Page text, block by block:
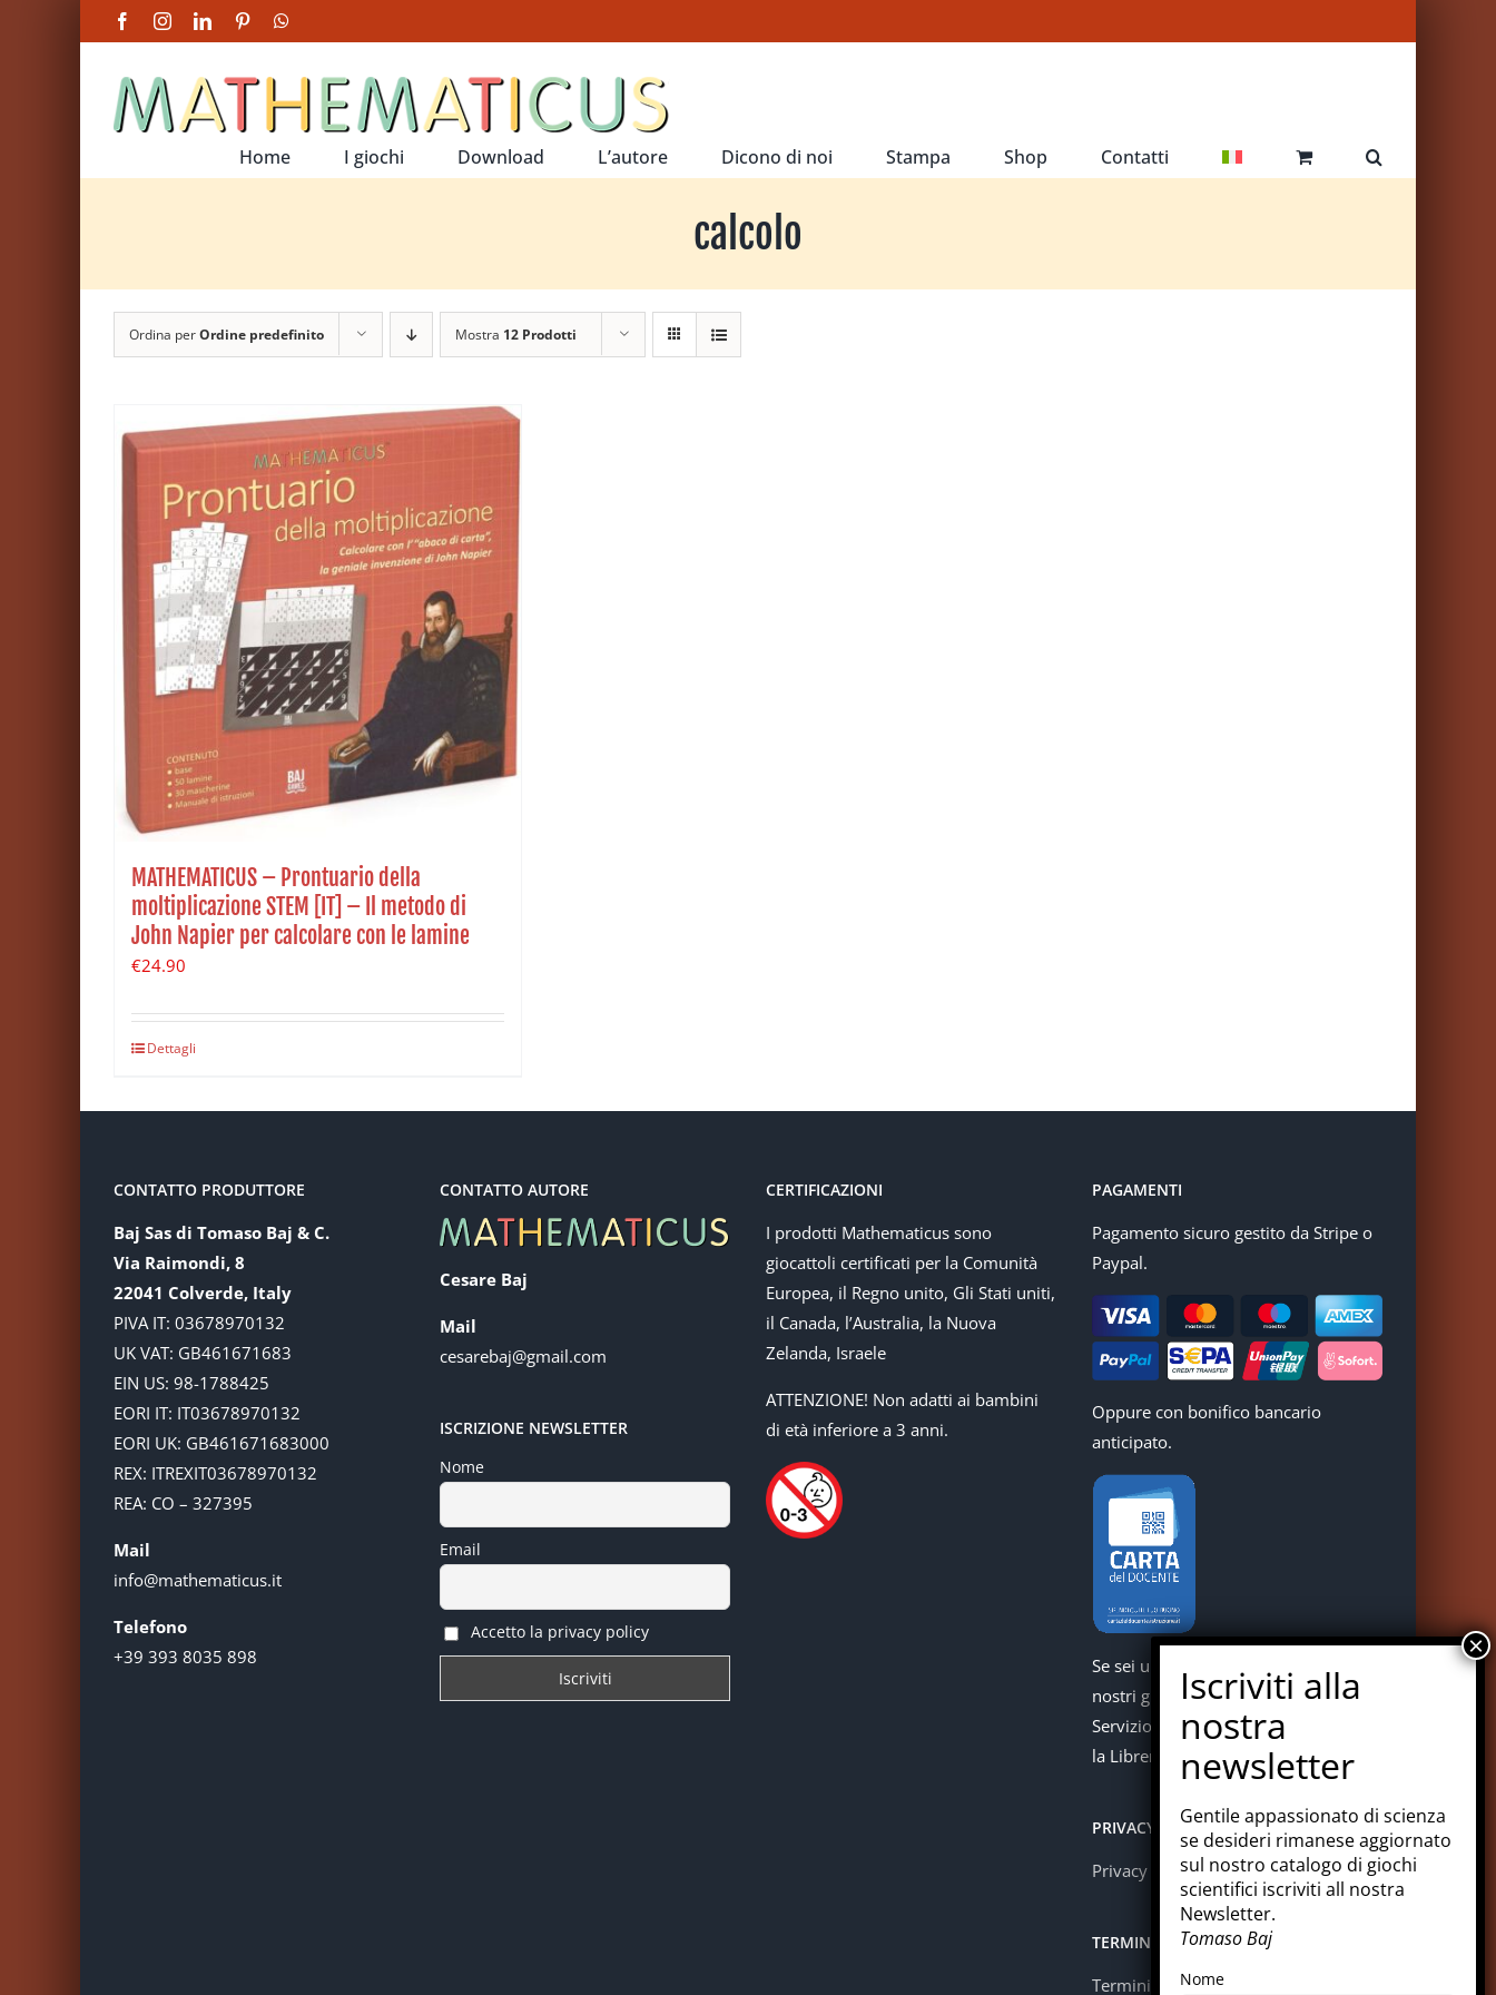
FacebookInstagramLinkedInPinterest
Home I giochi Download L’autore Dicono di noi Stampa Shop Contatti
calcolo
Ordina perOrdine predefinito Mostra 12 Prodotti
MATHEMATICUS – Prontuario della
moltiplicazione STEM [IT] – Il metodo di
John Napier per calcolare con le lamine
€24.90
Dettagli
CONTATTO PRODUTTORE
Baj Sas di Tomaso Baj & C.
Via Raimondi, 8
22041 Colverde, Italy
PIVA IT: 03678970132
UK VAT: GB461671683
EIN US: 98-1788425
EORI IT: IT03678970132
EORI UK: GB461671683000
REX: ITREXIT03678970132
REA: CO – 327395
Mail
info@mathematicus.it
Telefono
+39 393 8035 898
CONTATTO AUTORE
Cesare Baj
Mail
cesarebaj@gmail.com
ISCRIZIONE NEWSLETTER
Nome
Email
Accetto la privacy policy
CERTIFICAZIONI
I prodotti Mathematicus sono
giocattoli certificati per la Comunità
Europea, il Regno unito, Gli Stati uniti,
il Canada, l’Australia, la Nuova
Zelanda, Israele
ATTENZIONE! Non adatti ai bambini
di età inferiore a 3 anni.
PAGAMENTI
Pagamento sicuro gestito da Stripe o
Paypal.
Oppure con bonifico bancario
anticipato.
Se sei un docente puoi acquistare i
nostri giochi con la carta del docente.
Servizio offerto in collaborazione con
la Libreria Colosi di Messina.
PRIVACY
Privacy policy
TERMINI E CONDIZIONI
Termini e condizioni
Gentile appassionato di scienza
se desideri rimanese aggiornato
sul nostro catalogo di giochi
scientifici iscriviti all nostra
Newsletter.
Tomaso Baj
Nome